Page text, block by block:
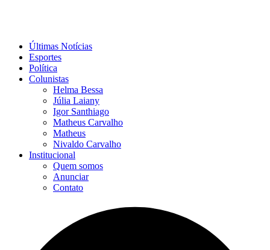
Últimas Notícias
Esportes
Política
Colunistas
Helma Bessa
Júlia Laiany
Igor Santhiago
Matheus Carvalho
Matheus
Nivaldo Carvalho
Institucional
Quem somos
Anunciar
Contato